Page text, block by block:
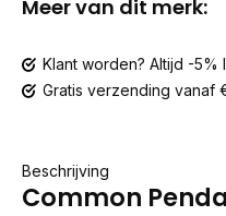
Meer van dit merk:
Klant worden? Altijd -5%
Gratis verzending vanaf
Beschrijving
Common